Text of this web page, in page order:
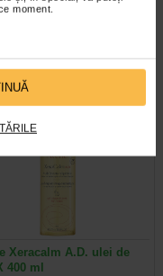
moment.
uscata si sensibila are
Xeracalm A.D. ulei de
400 ml